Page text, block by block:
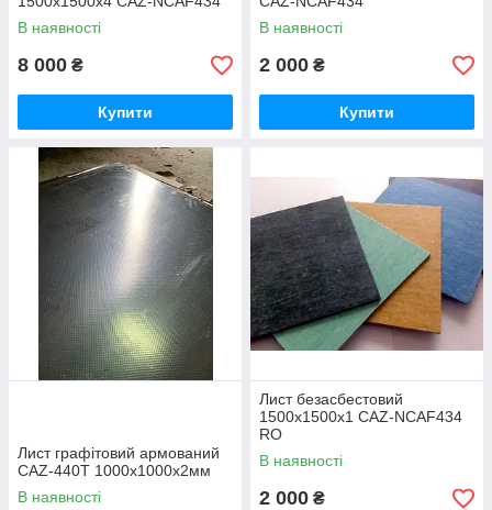
В наявності
8 000 ₴
Купити
В наявності
2 000 ₴
Купити
Лист графітовий армований
CAZ-440T 1000х1000х2мм
В наявності
Лист безасбестовий
1500х1500х1 CAZ-NCAF434
RO
В наявності
2 000 ₴